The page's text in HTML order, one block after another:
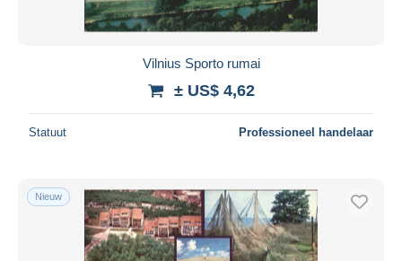
Vilnius Sporto rumai
± US$ 4,62
Statuut Professioneel handelaar
Nieuw